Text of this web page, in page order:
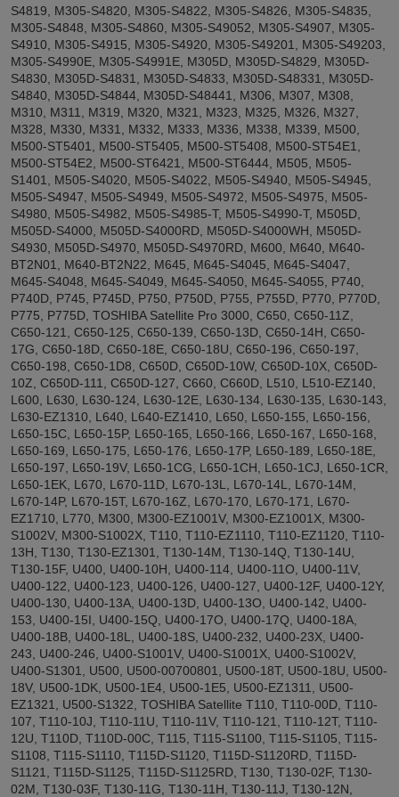
S4819, M305-S4820, M305-S4822, M305-S4826, M305-S4835,
M305-S4848, M305-S4860, M305-S49052, M305-S4907, M305-
S4910, M305-S4915, M305-S4920, M305-S49201, M305-S49203,
M305-S4990E, M305-S4991E, M305D, M305D-S4829, M305D-
S4830, M305D-S4831, M305D-S4833, M305D-S48331, M305D-
S4840, M305D-S4844, M305D-S48441, M306, M307, M308,
M310, M311, M319, M320, M321, M323, M325, M326, M327,
M328, M330, M331, M332, M333, M336, M338, M339, M500,
M500-ST5401, M500-ST5405, M500-ST5408, M500-ST54E1,
M500-ST54E2, M500-ST6421, M500-ST6444, M505, M505-
S1401, M505-S4020, M505-S4022, M505-S4940, M505-S4945,
M505-S4947, M505-S4949, M505-S4972, M505-S4975, M505-
S4980, M505-S4982, M505-S4985-T, M505-S4990-T, M505D,
M505D-S4000, M505D-S4000RD, M505D-S4000WH, M505D-
S4930, M505D-S4970, M505D-S4970RD, M600, M640, M640-
BT2N01, M640-BT2N22, M645, M645-S4045, M645-S4047,
M645-S4048, M645-S4049, M645-S4050, M645-S4055, P740,
P740D, P745, P745D, P750, P750D, P755, P755D, P770, P770D,
P775, P775D, TOSHIBA Satellite Pro 3000, C650, C650-11Z,
C650-121, C650-125, C650-139, C650-13D, C650-14H, C650-
17G, C650-18D, C650-18E, C650-18U, C650-196, C650-197,
C650-198, C650-1D8, C650D, C650D-10W, C650D-10X, C650D-
10Z, C650D-111, C650D-127, C660, C660D, L510, L510-EZ140,
L600, L630, L630-124, L630-12E, L630-134, L630-135, L630-143,
L630-EZ1310, L640, L640-EZ1410, L650, L650-155, L650-156,
L650-15C, L650-15P, L650-165, L650-166, L650-167, L650-168,
L650-169, L650-175, L650-176, L650-17P, L650-189, L650-18E,
L650-197, L650-19V, L650-1CG, L650-1CH, L650-1CJ, L650-1CR,
L650-1EK, L670, L670-11D, L670-13L, L670-14L, L670-14M,
L670-14P, L670-15T, L670-16Z, L670-170, L670-171, L670-
EZ1710, L770, M300, M300-EZ1001V, M300-EZ1001X, M300-
S1002V, M300-S1002X, T110, T110-EZ1110, T110-EZ1120, T110-
13H, T130, T130-EZ1301, T130-14M, T130-14Q, T130-14U,
T130-15F, U400, U400-10H, U400-114, U400-11O, U400-11V,
U400-122, U400-123, U400-126, U400-127, U400-12F, U400-12Y,
U400-130, U400-13A, U400-13D, U400-13O, U400-142, U400-
153, U400-15I, U400-15Q, U400-17O, U400-17Q, U400-18A,
U400-18B, U400-18L, U400-18S, U400-232, U400-23X, U400-
243, U400-246, U400-S1001V, U400-S1001X, U400-S1002V,
U400-S1301, U500, U500-00700801, U500-18T, U500-18U, U500-
18V, U500-1DK, U500-1E4, U500-1E5, U500-EZ1311, U500-
EZ1321, U500-S1322, TOSHIBA Satellite T110, T110-00D, T110-
107, T110-10J, T110-11U, T110-11V, T110-121, T110-12T, T110-
12U, T110D, T110D-00C, T115, T115-S1100, T115-S1105, T115-
S1108, T115-S1110, T115D-S1120, T115D-S1120RD, T115D-
S1121, T115D-S1125, T115D-S1125RD, T130, T130-02F, T130-
02M, T130-03F, T130-11G, T130-11H, T130-11J, T130-12N,